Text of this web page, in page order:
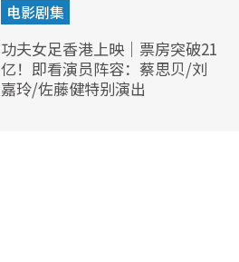
电影剧集
功夫女足香港上映｜票房突破21
亿！即看演员阵容：蔡思贝/刘
嘉玲/佐藤健特别演出